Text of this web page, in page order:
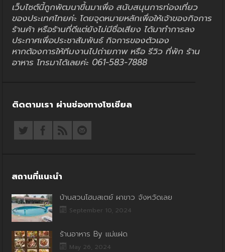
เว็บไซต์นี้ถูกพัฒนาขึ้นมาเพื่อ สนับสนุนการท่องเที่ยว
ของประเทศไทยค่ะ โดยจุดหมายหลักเพื่อให้เจ้าของกิจการ
ร้านค้า หรือร้านที่ดีแต่ยังไม่มีชื่อเสียง ได้มาทำการลง
ประกาศเพื่อประชาสัมพันธ์ กิจการของตัวเอง
หากต้องการให้ทีมงานไปถ่ายภาพ หรือ รีวิว ที่พัก ร้าน
อาหาร โทรมาได้เลยค่ะ 061-583-7888
ติดตามเรา ผ่านช่องทางโซเชียล
สถานที่แนะนำ
บ้านสวนโฮมสเตย์ ผาขาว จังหวัดเลย
September 10, 2024
ร้านอาหาร By แม่แฝด
May 26, 2024